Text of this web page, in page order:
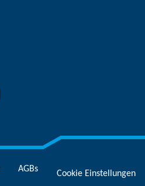
AGBs Cookie Einstellungen